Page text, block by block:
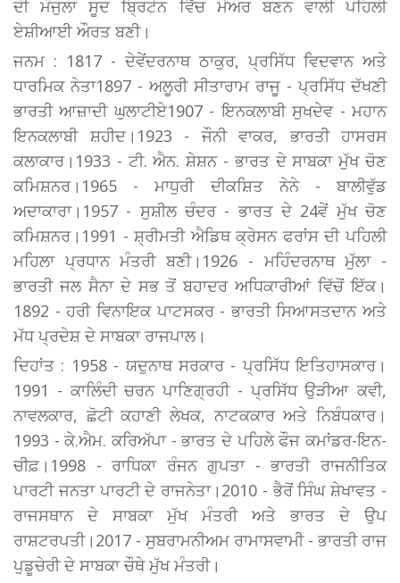
ਦੀ ਮੰਜੁਲਾ ਸੂਦ ਬ੍ਰਿਟੇਨ ਵਿੱਚ ਮੇਅਰ ਬਣਨ ਵਾਲੀ ਪਹਿਲੀ
ਏਸ਼ੀਆਈ ਔਰਤ ਬਣੀ।
ਜਨਮ : 1817 - ਦੇਵੇਂਦਰਨਾਥ ਠਾਕੁਰ, ਪ੍ਰਸਿੱਧ ਵਿਦਵਾਨ ਅਤੇ
ਧਾਰਮਿਕ ਨੇਤਾ1897 - ਅਲੂਰੀ ਸੀਤਾਰਾਮ ਰਾਜੂ - ਪ੍ਰਸਿੱਧ ਦੱਖਣੀ
ਭਾਰਤੀ ਆਜ਼ਾਦੀ ਘੁਲਾਟੀਏ1907 - ਇਨਕਲਾਬੀ ਸੁਖਦੇਵ - ਮਹਾਨ
ਇਨਕਲਾਬੀ ਸ਼ਹੀਦ।1923 - ਜੌਨੀ ਵਾਕਰ, ਭਾਰਤੀ ਹਾਸਰਸ
ਕਲਾਕਾਰ।1933 - ਟੀ. ਐਨ. ਸ਼ੇਸ਼ਨ - ਭਾਰਤ ਦੇ ਸਾਬਕਾ ਮੁੱਖ ਚੋਣ
ਕਮਿਸ਼ਨਰ।1965 - ਮਾਧੁਰੀ ਦੀਕਸ਼ਿਤ ਨੇਨੇ - ਬਾਲੀਵੁੱਡ
ਅਦਾਕਾਰਾ।1957 - ਸੁਸ਼ੀਲ ਚੰਦਰ - ਭਾਰਤ ਦੇ 24ਵੇਂ ਮੁੱਖ ਚੋਣ
ਕਮਿਸ਼ਨਰ।1991 - ਸ਼੍ਰੀਮਤੀ ਐਡਿਥ ਕ੍ਰੇਸਨ ਫਰਾਂਸ ਦੀ ਪਹਿਲੀ
ਮਹਿਲਾ ਪ੍ਰਧਾਨ ਮੰਤਰੀ ਬਣੀ।1926 - ਮਹਿੰਦਰਨਾਥ ਮੁੱਲਾ -
ਭਾਰਤੀ ਜਲ ਸੈਨਾ ਦੇ ਸਭ ਤੋਂ ਬਹਾਦਰ ਅਧਿਕਾਰੀਆਂ ਵਿੱਚੋਂ ਇੱਕ।
1892 - ਹਰੀ ਵਿਨਾਇਕ ਪਾਟਸਕਰ - ਭਾਰਤੀ ਸਿਆਸਤਦਾਨ ਅਤੇ
ਮੱਧ ਪ੍ਰਦੇਸ਼ ਦੇ ਸਾਬਕਾ ਰਾਜਪਾਲ।
ਦਿਹਾਂਤ : 1958 - ਯਦੁਨਾਥ ਸਰਕਾਰ - ਪ੍ਰਸਿੱਧ ਇਤਿਹਾਸਕਾਰ।
1991 - ਕਾਲਿੰਦੀ ਚਰਨ ਪਾਣਿਗ੍ਰਹੀ - ਪ੍ਰਸਿੱਧ ਉੜੀਆ ਕਵੀ,
ਨਾਵਲਕਾਰ, ਛੋਟੀ ਕਹਾਣੀ ਲੇਖਕ, ਨਾਟਕਕਾਰ ਅਤੇ ਨਿਬੰਧਕਾਰ।
1993 - ਕੇ.ਐਮ. ਕਰਿਅੱਪਾ - ਭਾਰਤ ਦੇ ਪਹਿਲੇ ਫੌਜ ਕਮਾਂਡਰ-ਇਨ-
ਚੀਫ਼।1998 - ਰਾਧਿਕਾ ਰੰਜਨ ਗੁਪਤਾ - ਭਾਰਤੀ ਰਾਜਨੀਤਿਕ
ਪਾਰਟੀ ਜਨਤਾ ਪਾਰਟੀ ਦੇ ਰਾਜਨੇਤਾ।2010 - ਭੈਰੋਂ ਸਿੰਘ ਸ਼ੇਖਾਵਤ -
ਰਾਜਸਥਾਨ ਦੇ ਸਾਬਕਾ ਮੁੱਖ ਮੰਤਰੀ ਅਤੇ ਭਾਰਤ ਦੇ ਉਪ
ਰਾਸ਼ਟਰਪਤੀ।2017 - ਸੁਬਰਾਮਨੀਅਮ ਰਾਮਾਸਵਾਮੀ - ਭਾਰਤੀ ਰਾਜ
ਪੁਡੂਚੇਰੀ ਦੇ ਸਾਬਕਾ ਚੌਥੇ ਮੁੱਖ ਮੰਤਰੀ।